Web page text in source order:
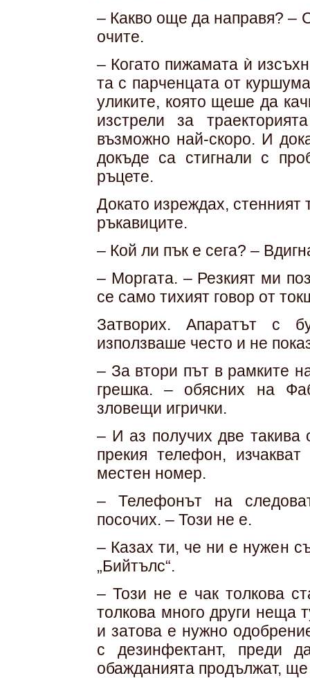
– Какво още да направя? –
очите.
– Когато пижамата ѝ
та с парченцата от
уликите, която щеше да
изстрели за
възможно най-скоро. И
докъде са стигнали с
ръцете.
Докато изреждах,
ръкавиците.
– Кой ли пък е сега? –
– Моргата. – Резкият ми
се само тихият говор от
Затворих. Апаратът с
използваше често и не
– За втори път в рамките
грешка. – обясних на
зловещи игрички.
– И аз получих две такива
прекия телефон,
местен номер.
– Телефонът на
посочих. – Този не е.
– Казах ти, че ни е нужен
„Бийтълс“.
– Този не е чак толкова
толкова много други неща
и затова е нужно
с дезинфектант, преди
обажданията продължат,